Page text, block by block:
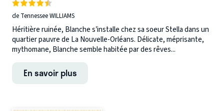
de Tennessee WILLIAMS
Héritière ruinée, Blanche s’installe chez sa soeur Stella dans un
quartier pauvre de La Nouvelle-Orléans. Délicate, méprisante,
mythomane, Blanche semble habitée par des rêves...
En savoir plus